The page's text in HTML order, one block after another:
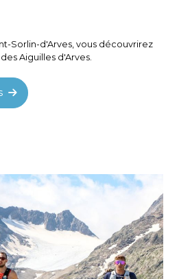
Sorlin-d'Arves, vous découvrirez
Aiguilles d'Arves.